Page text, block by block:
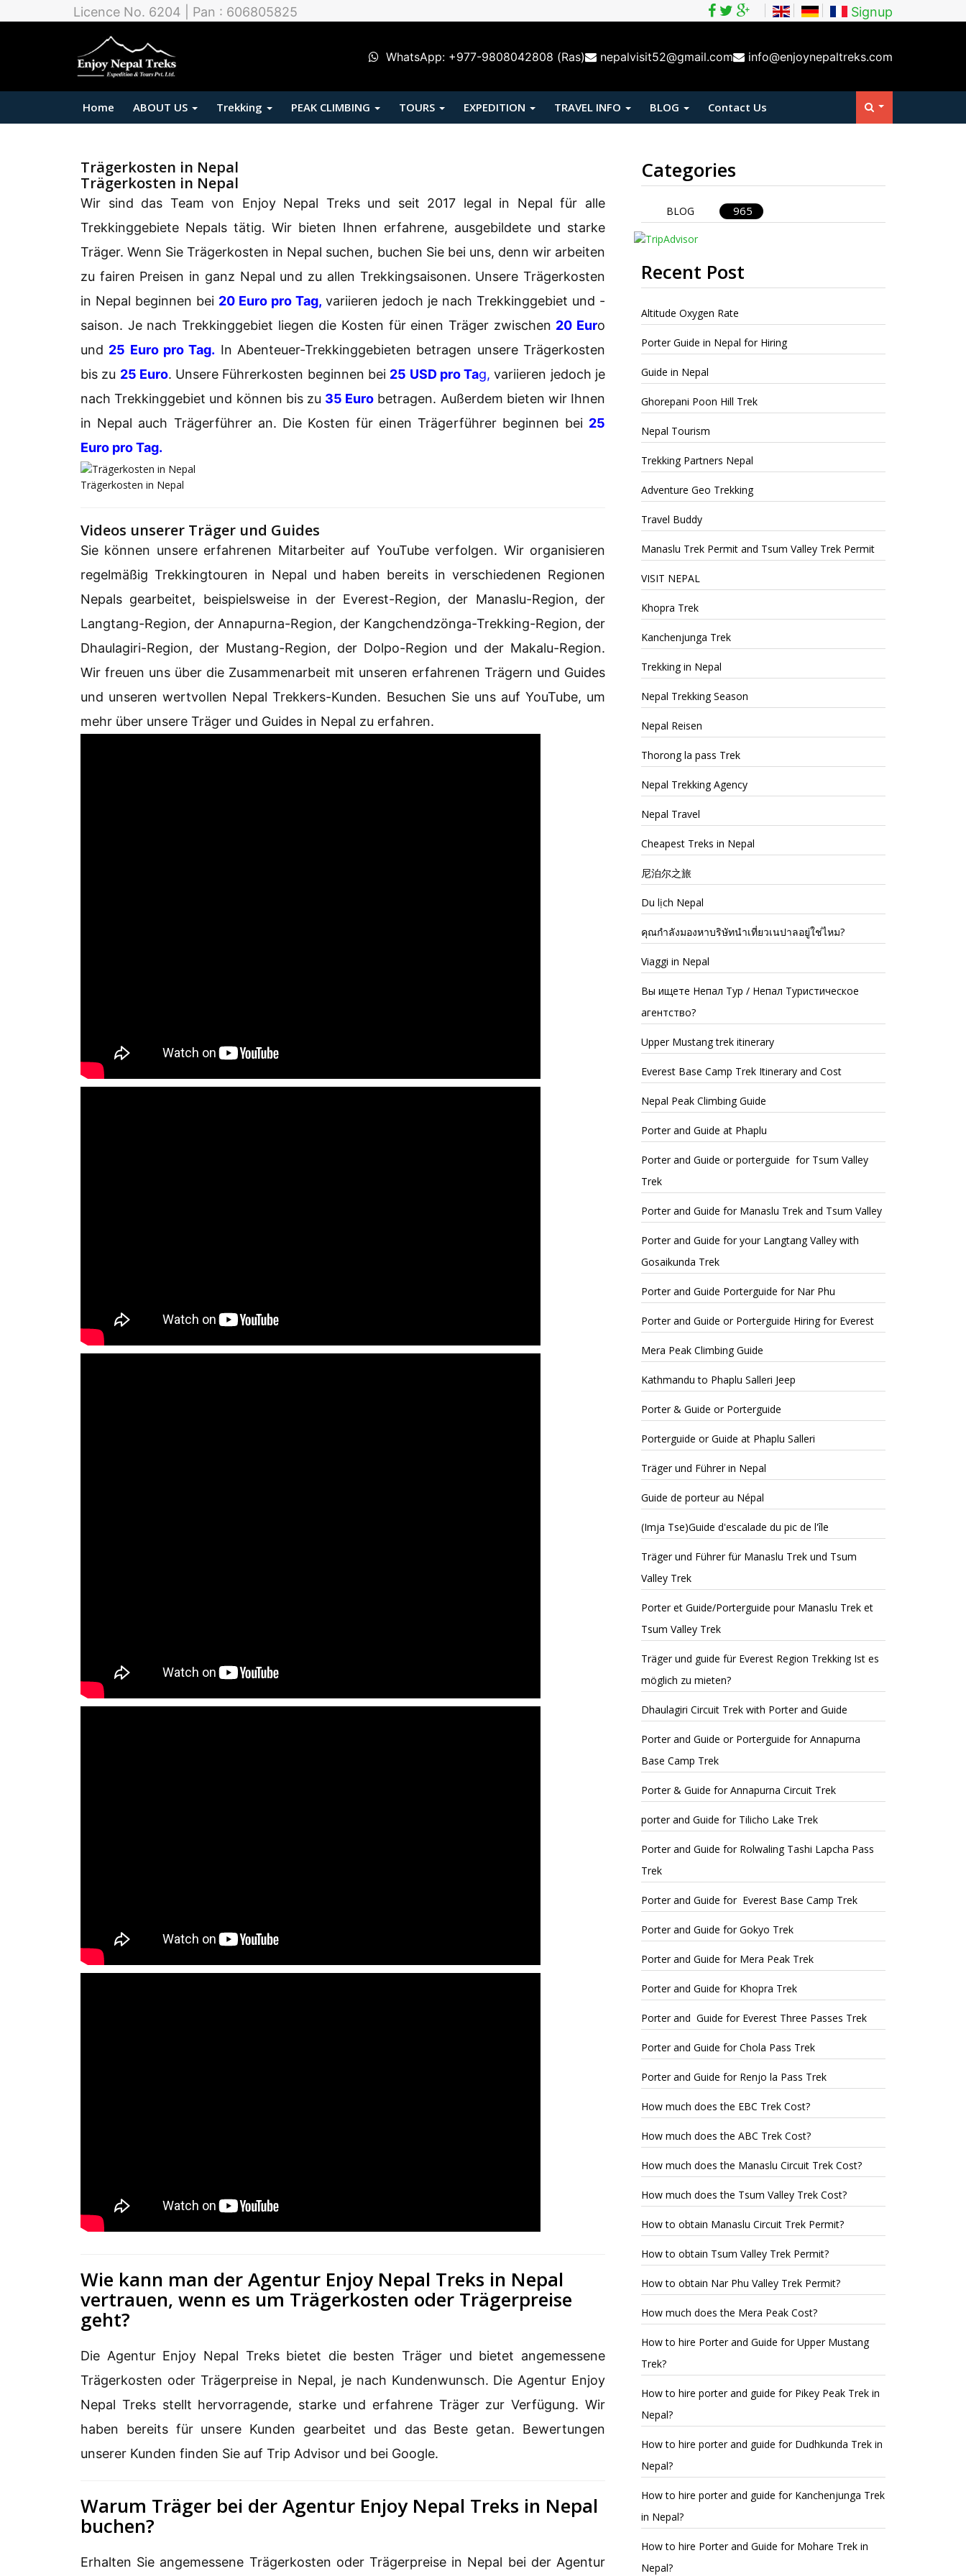
Licence No. 6204 | Pan : 606805825 Signup
WhatsApp: +977-9808042808 (Ras) nepalvisit52@gmail.com info@enjoynepaltreks.com
Home ABOUT US Trekking PEAK CLIMBING TOURS EXPEDITION TRAVEL INFO BLOG Contact Us
Trägerkosten in Nepal
Trägerkosten in Nepal
Wir sind das Team von Enjoy Nepal Treks und seit 2017 legal in Nepal für alle
Trekkinggebiete Nepals tätig. Wir bieten Ihnen erfahrene, ausgebildete und starke
Träger. Wenn Sie Trägerkosten in Nepal suchen, buchen Sie bei uns, denn wir arbeiten
zu fairen Preisen in ganz Nepal und zu allen Trekkingsaisonen. Unsere Trägerkosten
in Nepal beginnen bei 20 Euro pro Tag, variieren jedoch je nach Trekkinggebiet und -
saison. Je nach Trekkinggebiet liegen die Kosten für einen Träger zwischen 20 Euro
und 25 Euro pro Tag. In Abenteuer-Trekkinggebieten betragen unsere Trägerkosten
bis zu 25 Euro. Unsere Führerkosten beginnen bei 25 USD pro Tag, variieren jedoch je
nach Trekkinggebiet und können bis zu 35 Euro betragen. Außerdem bieten wir Ihnen
in Nepal auch Trägerführer an. Die Kosten für einen Trägerführer beginnen bei 25
Euro pro Tag.
Trägerkosten in Nepal
Videos unserer Träger und Guides
Sie können unsere erfahrenen Mitarbeiter auf YouTube verfolgen. Wir organisieren
regelmäßig Trekkingtouren in Nepal und haben bereits in verschiedenen Regionen
Nepals gearbeitet, beispielsweise in der Everest-Region, der Manaslu-Region, der
Langtang-Region, der Annapurna-Region, der Kangchendzönga-Trekking-Region, der
Dhaulagiri-Region, der Mustang-Region, der Dolpo-Region und der Makalu-Region.
Wir freuen uns über die Zusammenarbeit mit unseren erfahrenen Trägern und Guides
und unseren wertvollen Nepal Trekkers-Kunden. Besuchen Sie uns auf YouTube, um
mehr über unsere Träger und Guides in Nepal zu erfahren.
Wie kann man der Agentur Enjoy Nepal Treks in Nepal
vertrauen, wenn es um Trägerkosten oder Trägerpreise
geht?
Die Agentur Enjoy Nepal Treks bietet die besten Träger und bietet angemessene
Trägerkosten oder Trägerpreise in Nepal, je nach Kundenwunsch. Die Agentur Enjoy
Nepal Treks stellt hervorragende, starke und erfahrene Träger zur Verfügung. Wir
haben bereits für unsere Kunden gearbeitet und das Beste getan. Bewertungen
unserer Kunden finden Sie auf Trip Advisor und bei Google.
Warum Träger bei der Agentur Enjoy Nepal Treks in Nepal
buchen?
Erhalten Sie angemessene Trägerkosten oder Trägerpreise in Nepal bei der Agentur
Categories
BLOG 965
Recent Post
Altitude Oxygen Rate
Porter Guide in Nepal for Hiring
Guide in Nepal
Ghorepani Poon Hill Trek
Nepal Tourism
Trekking Partners Nepal
Adventure Geo Trekking
Travel Buddy
Manaslu Trek Permit and Tsum Valley Trek Permit
VISIT NEPAL
Khopra Trek
Kanchenjunga Trek
Trekking in Nepal
Nepal Trekking Season
Nepal Reisen
Thorong la pass Trek
Nepal Trekking Agency
Nepal Travel
Cheapest Treks in Nepal
尼泊尔之旅
Du lịch Nepal
คุณกำลังมองหาบริษัทนำเที่ยวเนปาลอยู่ใช่ไหม?
Viaggi in Nepal
Вы ищете Непал Тур / Непал Туристическое
агентство?
Upper Mustang trek itinerary
Everest Base Camp Trek Itinerary and Cost
Nepal Peak Climbing Guide
Porter and Guide at Phaplu
Porter and Guide or porterguide for Tsum Valley
Trek
Porter and Guide for Manaslu Trek and Tsum Valley
Porter and Guide for your Langtang Valley with
Gosaikunda Trek
Porter and Guide Porterguide for Nar Phu
Porter and Guide or Porterguide Hiring for Everest
Mera Peak Climbing Guide
Kathmandu to Phaplu Salleri Jeep
Porter & Guide or Porterguide
Porterguide or Guide at Phaplu Salleri
Träger und Führer in Nepal
Guide de porteur au Népal
(Imja Tse)Guide d'escalade du pic de l'île
Träger und Führer für Manaslu Trek und Tsum
Valley Trek
Porter et Guide/Porterguide pour Manaslu Trek et
Tsum Valley Trek
Träger und guide für Everest Region Trekking Ist es
möglich zu mieten?
Dhaulagiri Circuit Trek with Porter and Guide
Porter and Guide or Porterguide for Annapurna
Base Camp Trek
Porter & Guide for Annapurna Circuit Trek
porter and Guide for Tilicho Lake Trek
Porter and Guide for Rolwaling Tashi Lapcha Pass
Trek
Porter and Guide for Everest Base Camp Trek
Porter and Guide for Gokyo Trek
Porter and Guide for Mera Peak Trek
Porter and Guide for Khopra Trek
Porter and Guide for Everest Three Passes Trek
Porter and Guide for Chola Pass Trek
Porter and Guide for Renjo la Pass Trek
How much does the EBC Trek Cost?
How much does the ABC Trek Cost?
How much does the Manaslu Circuit Trek Cost?
How much does the Tsum Valley Trek Cost?
How to obtain Manaslu Circuit Trek Permit?
How to obtain Tsum Valley Trek Permit?
How to obtain Nar Phu Valley Trek Permit?
How much does the Mera Peak Cost?
How to hire Porter and Guide for Upper Mustang
Trek?
How to hire porter and guide for Pikey Peak Trek in
Nepal?
How to hire porter and guide for Dudhkunda Trek in
Nepal?
How to hire porter and guide for Kanchenjunga Trek
in Nepal?
How to hire Porter and Guide for Mohare Trek in
Nepal?